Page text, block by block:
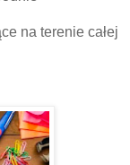
na terenie całej